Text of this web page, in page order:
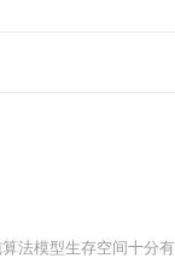
法模型生存空间十分